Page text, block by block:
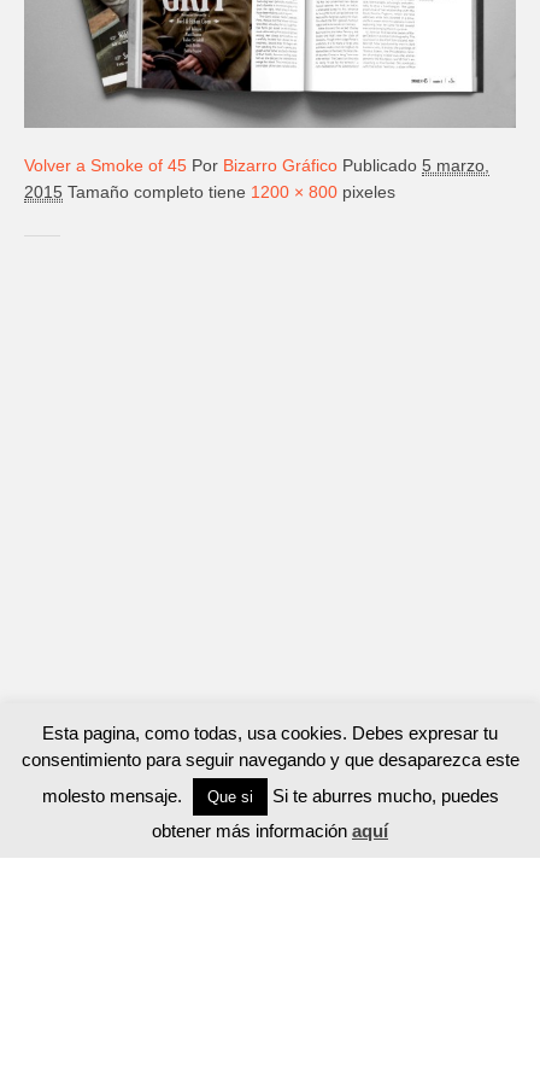
Volver a Smoke of 45 Por Bizarro Gráfico Publicado 5 marzo,
2015 Tamaño completo tiene 1200 × 800 pixeles
Esta pagina, como todas, usa cookies. Debes expresar tu
consentimiento para seguir navegando y que desaparezca este
molesto mensaje.
Que si
Si te aburres mucho, puedes
obtener más información aquí